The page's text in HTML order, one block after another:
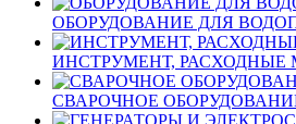
ОБОРУДОВАНИЕ ДЛЯ
ИНСТРУМЕНТ, РАСХОДНЫЕ
СВАРОЧНОЕ